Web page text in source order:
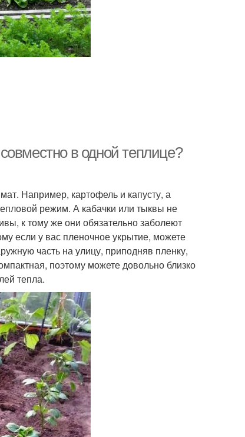
в одной теплице?
Например, картофель и капусту, а
режим. А кабачки или тыквы не
к тому же они обязательно заболеют
если у вас пленочное укрытие, можете
часть на улицу, приподняв пленку,
поэтому можете довольно близко
тепла.